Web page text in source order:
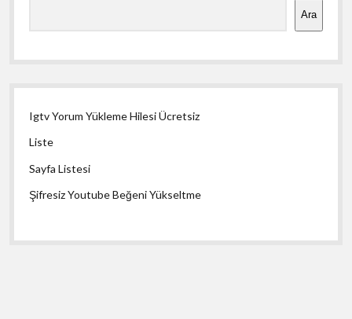
Ara
Igtv Yorum Yükleme Hilesi Ücretsiz
Liste
Sayfa Listesi
Şifresiz Youtube Beğeni Yükseltme